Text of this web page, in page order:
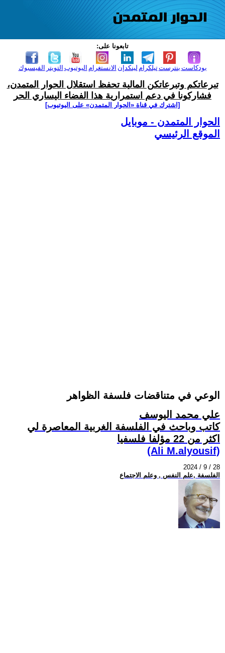
تابعونا على:
الفيسبوك التويتر اليوتيوب الانستغرام لينكدإن تيلكرامبنترست بودكاست
تبرعاتكم وتبرعاتكن المالية تحفظ استقلال الحوار المتمدن،
فشاركونا في دعم استمرارية هذا الفضاء اليساري الحر
[اشترك في قناة ‫«الحوار المتمدن» على اليوتيوب]
الحوار المتمدن - موبايل
الموقع الرئيسي
الوعي في متناقضات فلسفة الظواهر
علي محمد اليوسف
كاتب وباحث في الفلسفة الغربية المعاصرة لي
اكثر من 22 مؤلفا فلسفيا
(Ali M.alyousif)
2024 / 9 / 28
الفلسفة ,علم النفس , وعلم الاجتماع